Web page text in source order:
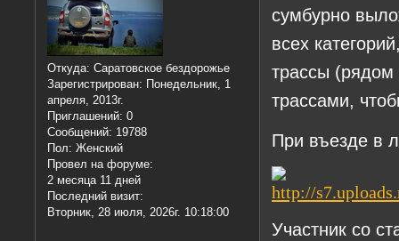
Откуда: Саратовское бездорожье
Зарегистрирован: Понедельник, 1
апреля, 2013г.
Приглашений: 0
Сообщений: 19788
Пол: Женский
Провел на форуме:
2 месяца 11 дней
Последний визит:
Вторник, 28 июля, 2026г. 10:18:00
сумбурно
всех
трассы (рядом
трассами,
При въезде в
Участник со